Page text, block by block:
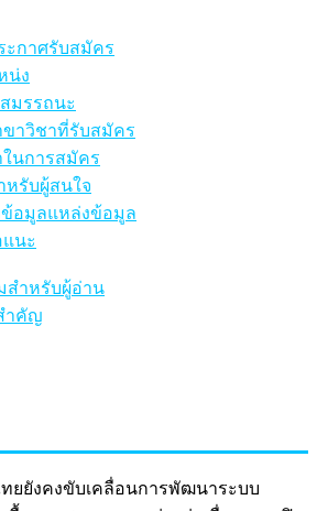
ะกาศรับสมัคร
น่ง
มรรถนะ
าวิชาที่รับสมัคร
นการสมัคร
หรับผู้สนใจ
อมูลแหล่งข้อมูล
นะ
สำหรับผู้อ่าน
ำคัญ
ทยยังคงขับเคลื่อนการพัฒนาระบบ